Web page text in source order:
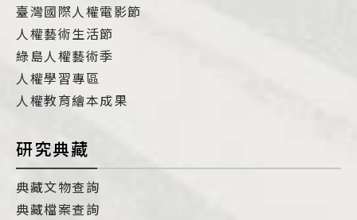
臺灣國際人權電影節
人權藝術生活節
綠島人權藝術季
人權學習專區
人權教育繪本成果
研究典藏
典藏文物查詢
典藏檔案查詢